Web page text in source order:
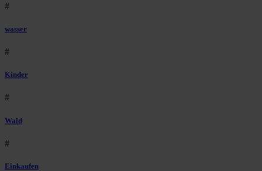
#
wasser
#
Kinder
#
Wald
#
Einkaufen